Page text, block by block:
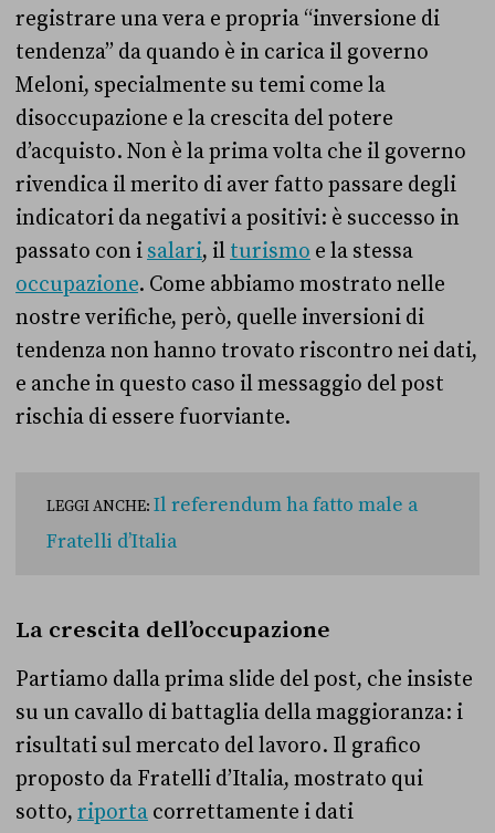
registrare una vera e propria “inversione di
tendenza” da quando è in carica il governo
Meloni, specialmente su temi come la
disoccupazione e la crescita del potere
d’acquisto. Non è la prima volta che il governo
rivendica il merito di aver fatto passare degli
indicatori da negativi a positivi: è successo in
passato con i salari, il turismo e la stessa
occupazione. Come abbiamo mostrato nelle
nostre verifiche, però, quelle inversioni di
tendenza non hanno trovato riscontro nei dati,
e anche in questo caso il messaggio del post
rischia di essere fuorviante.
LEGGI ANCHE: Il referendum ha fatto male a
Fratelli d’Italia
La crescita dell’occupazione
Partiamo dalla prima slide del post, che insiste
su un cavallo di battaglia della maggioranza: i
risultati sul mercato del lavoro. Il grafico
proposto da Fratelli d’Italia, mostrato qui
sotto, riporta correttamente i dati